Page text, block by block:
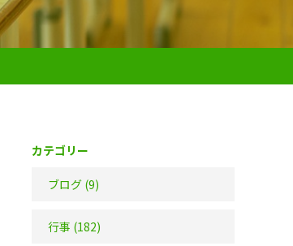
カテゴリー
ブログ (9)
行事 (182)